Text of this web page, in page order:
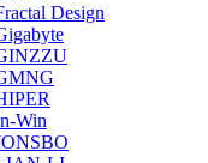
Design
Win